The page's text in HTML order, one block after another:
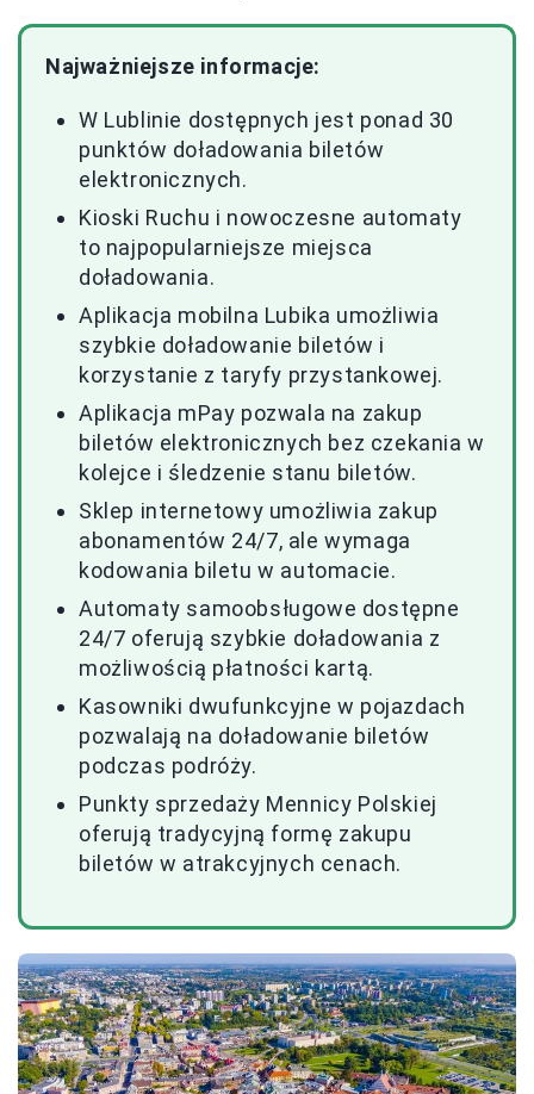
Najważniejsze informacje:
W Lublinie dostępnych jest ponad 30
punktów doładowania biletów
elektronicznych.
Kioski Ruchu i nowoczesne automaty
to najpopularniejsze miejsca
doładowania.
Aplikacja mobilna Lubika umożliwia
szybkie doładowanie biletów i
korzystanie z taryfy przystankowej.
Aplikacja mPay pozwala na zakup
biletów elektronicznych bez czekania w
kolejce i śledzenie stanu biletów.
Sklep internetowy umożliwia zakup
abonamentów 24/7, ale wymaga
kodowania biletu w automacie.
Automaty samoobsługowe dostępne
24/7 oferują szybkie doładowania z
możliwością płatności kartą.
Kasowniki dwufunkcyjne w pojazdach
pozwalają na doładowanie biletów
podczas podróży.
Punkty sprzedaży Mennicy Polskiej
oferują tradycyjną formę zakupu
biletów w atrakcyjnych cenach.